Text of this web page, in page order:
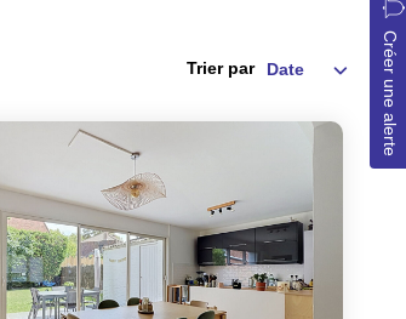
Créer une alerte
Trier par